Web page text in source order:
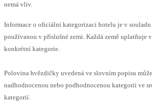
nemá vliv.
Informace o oficiální kategorizaci hotelu je v
používanou v příslušné zemi. Každá země uplatňuje
konkrétní kategorie.
Polovina hvězdičky uvedená ve slovním popisu
nadhodnocenou nebo podhodnocenou kategorii ve
kategorií.